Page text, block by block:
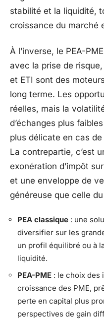
stabilité et la liquidité,
croissance du marché
À l’inverse, le PEA-
avec la prise de
et ETI sont des
long terme. Les
réelles, mais la
d’échanges plus
plus délicate en cas
La contrepartie, c’est
exonération d’impôt
et une enveloppe de
généreuse que celle
PEA classique : une
diversifier sur les
un profil équilibré ou à
liquidité.
PEA-PME : le choix des
croissance des PME,
perte en capital plus
perspectives de gain